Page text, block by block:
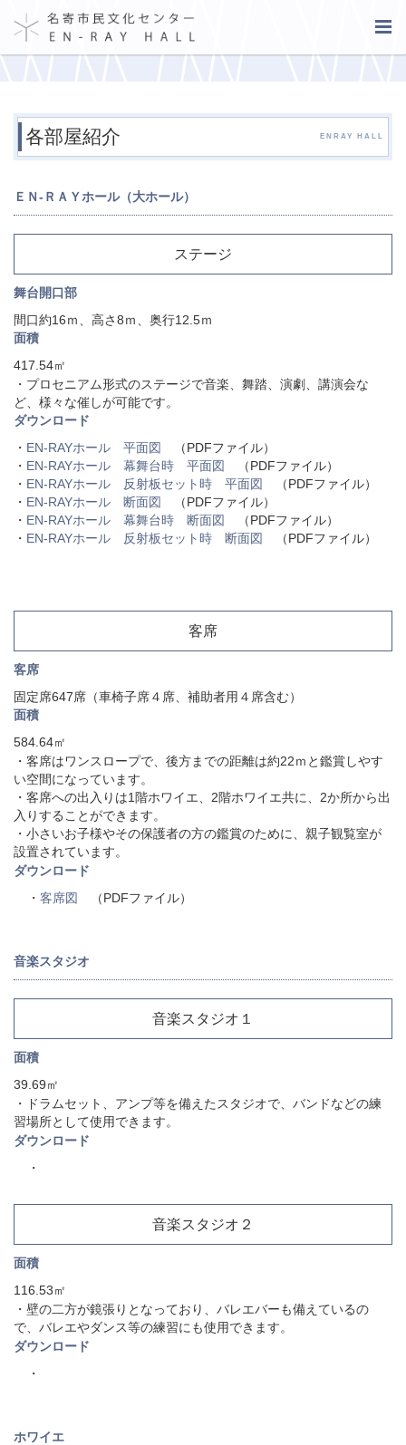
各部屋紹介 ENRAY HALL
ＥＮ-ＲＡＹホール（大ホール）
ステージ
舞台開口部
間口約16ｍ、高さ8ｍ、奥行12.5ｍ
面積
417.54㎡
・プロセニアム形式のステージで音楽、舞踏、演劇、講演会な
ど、様々な催しが可能です。
ダウンロード
・ EN-RAYホール 平面図
（PDFファイル）
・ EN-RAYホール 幕舞台時 平面図
（PDFファイル）
・ EN-RAYホール 反射板セット時 平面図
（PDFファイル）
・ EN-RAYホール 断面図
（PDFファイル）
・ EN-RAYホール 幕舞台時 断面図
（PDFファイル）
・ EN-RAYホール 反射板セット時 断面図 （PDFファイル）
客席
客席
固定席647席（車椅子席４席、補助者用４席含む）
面積
584.64㎡
・客席はワンスロープで、後方までの距離は約22ｍと鑑賞しやす
い空間になっています。
・客席への出入りは1階ホワイエ、2階ホワイエ共に、2か所から出
入りすることができます。
・小さいお子様やその保護者の方の鑑賞のために、親子観覧室が
設置されています。
ダウンロード
・ 客席図 （PDFファイル）
音楽スタジオ
音楽スタジオ１
面積
39.69㎡
・ドラムセット、アンプ等を備えたスタジオで、バンドなどの練
習場所として使用できます。
ダウンロード
・
音楽スタジオ２
面積
116.53㎡
・壁の二方が鏡張りとなっており、バレエバーも備えているの
で、バレエやダンス等の練習にも使用できます。
ダウンロード
・
ホワイエ